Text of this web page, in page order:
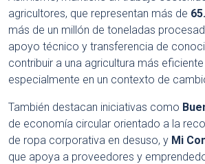
agricultores, que representan más de
más de un millón de toneladas
apoyo técnico y transferencia de
contribuir a una agricultura más
especialmente en un contexto de
También destacan iniciativas como
de economía circular orientado a la
de ropa corporativa en desuso, y Mi
que apoya a proveedores y